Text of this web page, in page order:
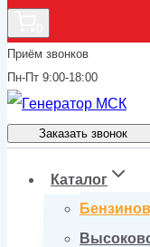
Приём звонков
Пн-Пт 9:00-18:00
Заказать звонок
Каталог